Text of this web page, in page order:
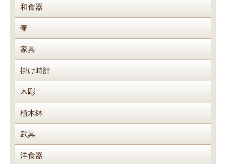
和食器
壷
家具
掛け時計
木彫
植木鉢
武具
洋食器